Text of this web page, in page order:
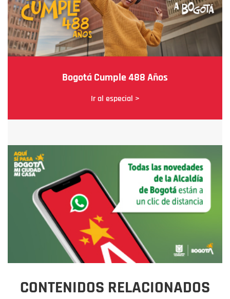
Bogotá Cumple 488 Años
Ir al especial >
CONTENIDOS RELACIONADOS